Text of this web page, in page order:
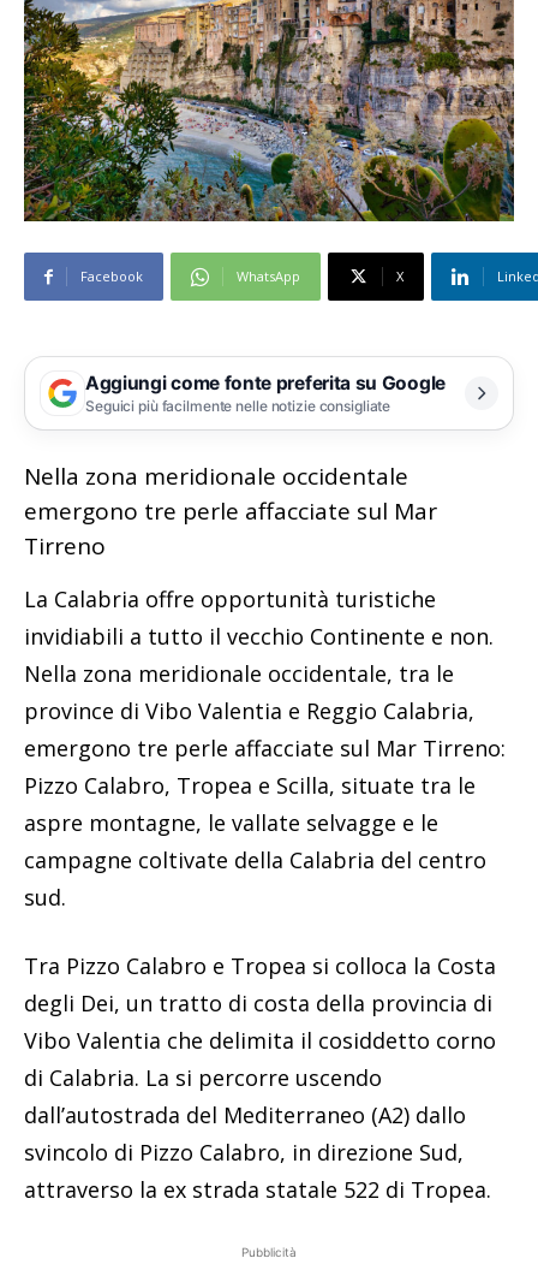
Facebook WhatsApp X
Aggiungi come fonte preferita su Google
Seguici più facilmente nelle notizie consigliate
Nella zona meridionale occidentale
emergono tre perle affacciate sul Mar
Tirreno
La Calabria offre opportunità turistiche
invidiabili a tutto il vecchio Continente e non.
Nella zona meridionale occidentale, tra le
province di Vibo Valentia e Reggio Calabria,
emergono tre perle affacciate sul Mar Tirreno:
Pizzo Calabro, Tropea e Scilla, situate tra le
aspre montagne, le vallate selvagge e le
campagne coltivate della Calabria del centro
sud.
Tra Pizzo Calabro e Tropea si colloca la Costa
degli Dei, un tratto di costa della provincia di
Vibo Valentia che delimita il cosiddetto corno
di Calabria. La si percorre uscendo
dall’autostrada del Mediterraneo (A2) dallo
svincolo di Pizzo Calabro, in direzione Sud,
attraverso la ex strada statale 522 di Tropea.
Pubblicità